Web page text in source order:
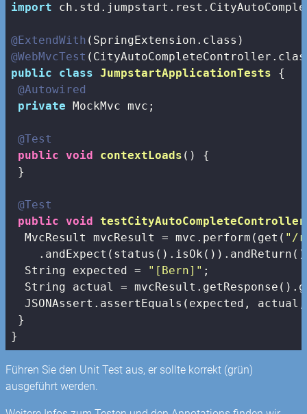
import
@ExtendWith
@WebMvcTest
public
class JumpstartApplicationTests
{
@Autowired
private MockMvc mvc;
@Test
public void contextLoads ()
{
}
@Test
public void testCityAutoCompleteController
  MvcResult mvcResult = mvc.perform(get(
"/
  String expected =
"[Bern]" ;
String actual =
JSONAssert.assertEquals(expected,
}
}
Führen Sie den Unit Test aus, er sollte korrekt (grün)
ausgeführt werden.